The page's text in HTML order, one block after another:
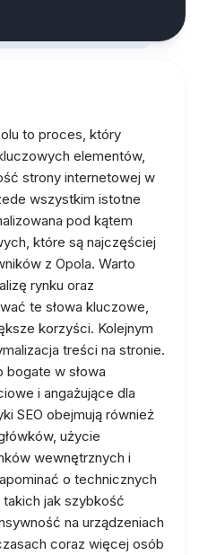
to proces, który
elementów,
strony internetowej w
wszystkim istotne
pod kątem
które są najczęściej
z Opola. Warto
rynku oraz
te słowa kluczowe,
korzyści. Kolejnym
treści na stronie.
bogate w słowa
i angażujące dla
SEO obejmują również
użycie
wewnętrznych i
o technicznych
jak szybkość
na urządzeniach
coraz więcej osób